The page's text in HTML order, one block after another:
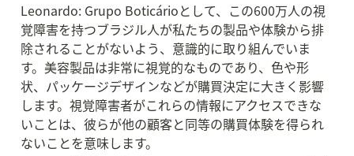
Leonardo: Grupo Boticárioとして、この600万人の視
覚障害を持つブラジル人が私たちの製品や体験から排
除されることがないよう、意識的に取り組んでいま
す。美容製品は非常に視覚的なものであり、色や形
状、パッケージデザインなどが購買決定に大きく影響
します。視覚障害者がこれらの情報にアクセスできな
いことは、彼らが他の顧客と同等の購買体験を得られ
ないことを意味します。